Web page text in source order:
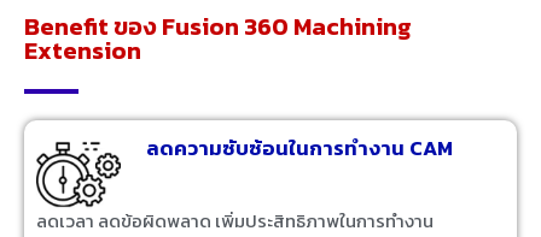
Benefit ของ Fusion 360 Machining
Extension
ลดความซับซ้อนในการทำงาน CAM
ลดเวลา ลดข้อผิดพลาด เพิ่มประสิทธิภาพในการทำงาน